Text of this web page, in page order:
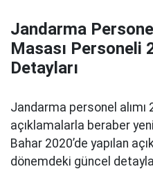
Jandarma
Masası Personeli
Detayları
Jandarma personel alımı
açıklamalarla beraber
Bahar 2020’de yapılan
dönemdeki güncel